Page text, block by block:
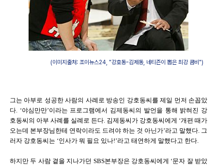
(이미지출처: 조이뉴스24, "강호동-김제동, 네티즌이 뽑은 최강 콤비")
그는 아부로 성공한 사람의 사례로 방송인 강호동씨를 제일 먼저 손꼽았
다. ‘야심만만’이라는 프로그램에서 김제동씨의 발언을 통해 밝혀진 강
호동씨의 아부 사례를 실례로 든다. 김제동씨가 강호동씨에게 ‘개편 때가
오는데 본부장님한테 연락이라도 드려야 하는 것 아닌가’라고 말했다. 그
러자 강호동씨는 ‘인사가 뭐 필요 있나!’라고 태연하게 말했다고 한다.
하지만 두 사람 곁을 지나가던 SBS본부장은 강호동씨에게 ‘문자 잘 받았